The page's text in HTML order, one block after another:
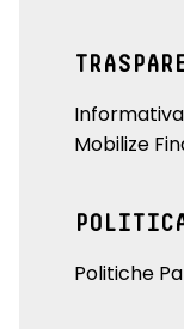
Mobilize
Politiche